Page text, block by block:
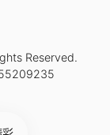
Reserved.